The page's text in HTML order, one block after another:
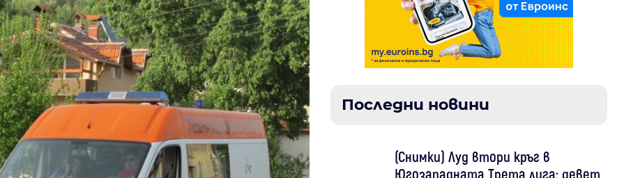
Последни новини
(Снимки) Луд втори кръг в
Югозападната Трета лига: девет